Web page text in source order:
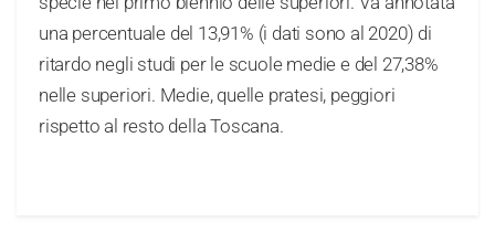
una percentuale del 13,91% (i dati sono al 2020) di
ritardo negli studi per le scuole medie e del 27,38%
nelle superiori. Medie, quelle pratesi, peggiori
rispetto al resto della Toscana.